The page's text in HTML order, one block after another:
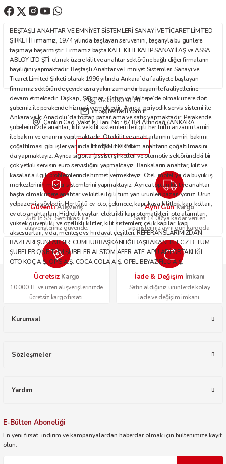
Ürün bilgilerinde hatalar bulunuyor.
Bu ürüne benzer farklı alternatifler olmalı.
Gönder
BEŞTAŞLI ANAHTAR VE EMNİYET SİSTEMLERİ SANAYİ VE TİCARET LİMİTED
ŞİRKETİ Firmamız, 1974 yılında başlayan serüvenini, başarıyla bu günlere
taşımayı başarmıştır. Firmamız başta KALE KİLİT KALIP SANAYİİ AŞ ve ASSA
ABLOY LTD ŞTİ. olmak üzere kilit ve anahtar sektörüne bağlı diğer firmaların
bayiliğini yapmaktadır. Beştaşlı Anahtar ve Emniyet Sistemleri Sanayi ve
Ticaret Limited Şirketi olarak 1996 yılında Ankara`da faaliyete başlayan
firmamız sektöründe çeyrek asra yakın zamandır başarı ile faaliyetlerine
devam etmektedir. Dışkapı, Şaşmaz, Ostim ve Maltepe’de olmak üzere dört
şubemiz ile perakende hizmeti vermektedir. Ayrıca, periyodik servis sistemi ile
Ankara ve İç Anadolu`da toptan pazarlama ve satış yapmaktadır. Perakende
şubelerimizde anahtar, kilit ve kilit sistemleri ile ilgili her türlü arızanın tamiri
ile bakım ve onarımı yapılmaktadır. Oto kilit ve anahtarlarının tamiri, bakımı,
çoğaltılması gibi işler yanında immobilizer sistem anahtarın çoğaltılmasını
da yapmaktayız. Ayrıca sigorta (assist) şirketleri ve otomotiv sektöründeki bir
çok yetkili servisin euro servisliğini yapmaktayız. Bankaların anahtar, kilit ve
kasalarla ilgili problemlerinde hizmet vermekteyiz. Otel, motel ya da büyük iş
merkezlerinin master sistemlerini yapmaktayız. Ayrıca toptan kilit ve anahtar
başta olmak üzere anahtar ve kilitle ilgili tüm yan ürünleri pazarlıyoruz. Ürün
yelpazemiz şöyledir: Her türlü ev, oto, çekmece, kapı, kasa kilitleri, kapı kolları,
ev oto anahtarları. Hidrolik yaylar, elektrikli kapı otomatikleri, oto alarmları,
yüksek güvenlikli ve özellikli kilitler, kilit sistemleri; çelik kapılar, kapı
aksesuarları, vida, menteşe vs hırdavat çeşitleri. REFERANSLARIMIZDAN
BAZILARI ŞUNLARDIR; CUMHURBAŞKANLIĞI BAŞBAKANLIK T.C.Z.B. TÜM
ŞUBELER QNB TÜM ŞUBELER ALSTOM AFER-ATE-APU ADİ ORTAKLIĞI
OTO KOÇ A.Ş. OPİS A.Ş. COCA COLA A.Ş. OPEL BEYAZ FİLO A.Ş.
0533 590 93 75
info@bestasli.com.tr
Çankırı Cad. Vakıf İş Hanı No : 67 B/4 Altındağ / ANKARA
İLETİŞİM FORMU
GüvenliAlışveriş
256Bit SSL Sertifikası ile
alışverişleriniz güvende.
Aynı GünKargo
Saat 14.00'ya kadar verilen
siparişleriniz aynı gün kargoda.
Ücretsiz Kargo
10.000 TL ve üzeri alışverişlerinizde
ücretsiz kargo fırsatı.
İade & Değişim İmkanı
Satın aldığınız ürünlerde kolay
iade ve değişim imkanı.
Kurumsal
Sözleşmeler
Yardım
E-Bülten Aboneliği
En yeni fırsat, indirim ve kampanyalardan haberdar olmak için bültenimize kayıt
olun.